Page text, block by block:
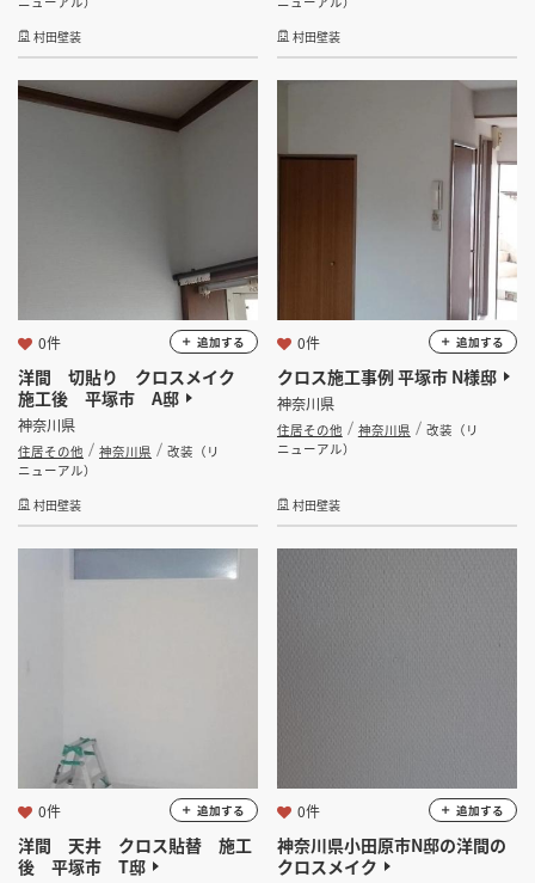
村田壁装
村田壁装
洋間 切貼り クロスメイク
施工後 平塚市 A邸
神奈川県
住居その他 神奈川県
改装（リ
ニューアル）
村田壁装
0件 追加する
クロス施工事例 平塚市 N様邸
神奈川県
住居その他 神奈川県
改装（リ
ニューアル）
村田壁装
0件 追加する
洋間 天井 クロス貼替 施工
後 平塚市 T邸
0件 追加する
神奈川県小田原市N邸の洋間の
クロスメイク
0件 追加する